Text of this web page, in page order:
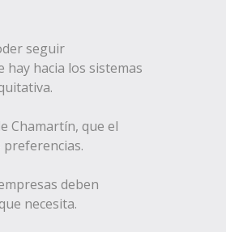
seguir
hacia los sistemas
Chamartín, que el
deben
necesita.